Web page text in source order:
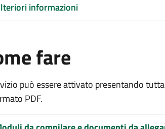
informazioni
fare
può essere attivato presentando
PDF.